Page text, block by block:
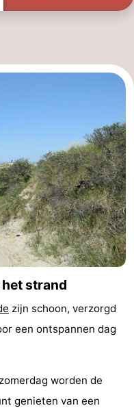
strand
zijn schoon, verzorgd
een ontspannen dag
worden de
genieten van een